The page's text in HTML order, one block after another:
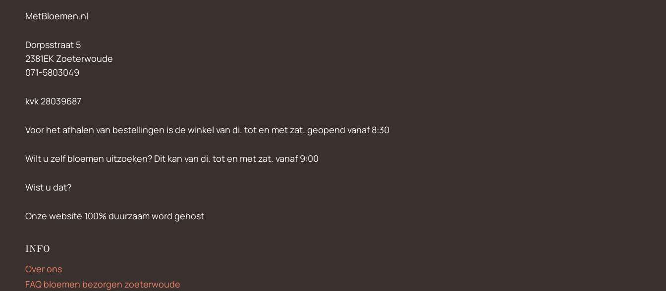
MetBloemen.nl
Dorpsstraat 5
2381EK Zoeterwoude
071-5803049
kvk 28039687
Voor het afhalen van bestellingen is de winkel van di. tot en met zat. geopend vanaf 8:30
Wilt u zelf bloemen uitzoeken? Dit kan van di. tot en met zat. vanaf 9:00
Wist u dat?
Onze website 100% duurzaam word gehost
INFO
Over ons
FAQ bloemen bezorgen zoeterwoude